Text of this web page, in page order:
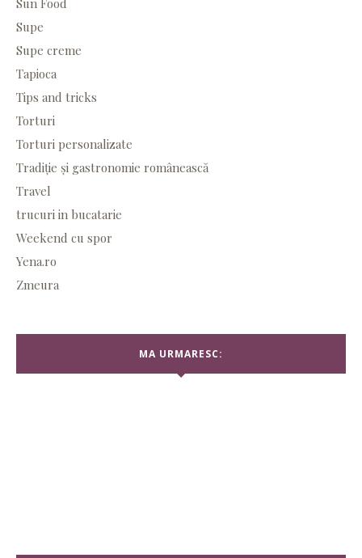
Sun Food
Supe
Supe creme
Tapioca
Tips and tricks
Torturi
Torturi personalizate
Tradiție și gastronomie românească
Travel
trucuri in bucatarie
Weekend cu spor
Yena.ro
Zmeura
MA URMARESC: